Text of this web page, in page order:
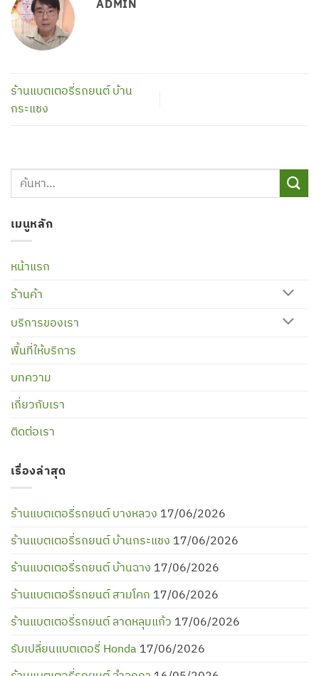
ADMIN
ร้านแบตเตอรี่รถยนต์ บ้าน
กระแชง
เมนูหลัก
หน้าแรก
ร้านค้า
บริการของเรา
พื้นที่ให้บริการ
บทความ
เกี่ยวกับเรา
ติดต่อเรา
เรื่องล่าสุด
ร้านแบตเตอรี่รถยนต์ บางหลวง 17/06/2026
ร้านแบตเตอรี่รถยนต์ บ้านกระแชง 17/06/2026
ร้านแบตเตอรี่รถยนต์ บ้านฉาง 17/06/2026
ร้านแบตเตอรี่รถยนต์ สามโคก 17/06/2026
ร้านแบตเตอรี่รถยนต์ ลาดหลุมแก้ว 17/06/2026
รับเปลี่ยนแบตเตอรี่ Honda 17/06/2026